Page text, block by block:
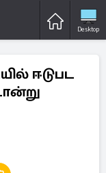
Desktop
ஈடுபட